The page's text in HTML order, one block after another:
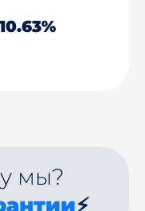
10.63%
мы?
⚡